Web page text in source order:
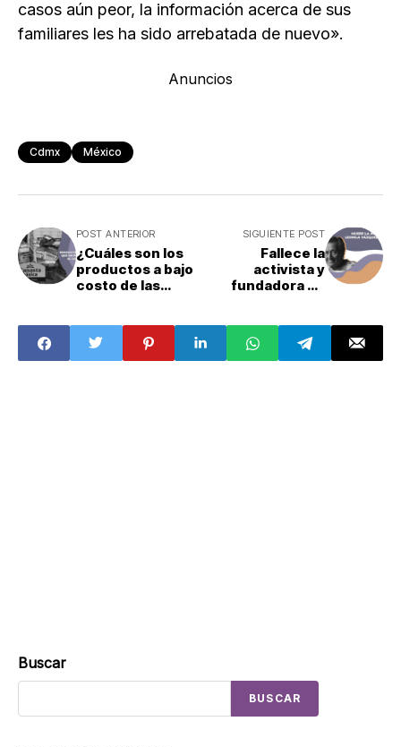
casos aún peor, la información acerca de sus
familiares les ha sido arrebatada de nuevo».
Anuncios
Cdmx México
POST ANTERIOR
¿Cuáles son los
productos a bajo
costo de las
SIGUIENTE POST
Fallece la
activista y
fundadora de
Buscar
BUSCAR